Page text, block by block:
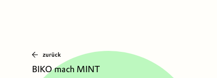
zurück
BIKO mach MINT